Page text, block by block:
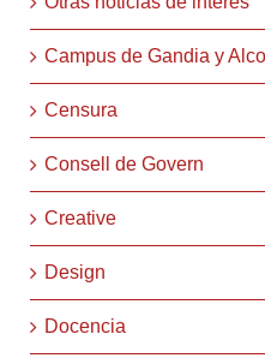
Campus de Gandia y
Censura
Consell de Govern
Creative
Design
Docencia